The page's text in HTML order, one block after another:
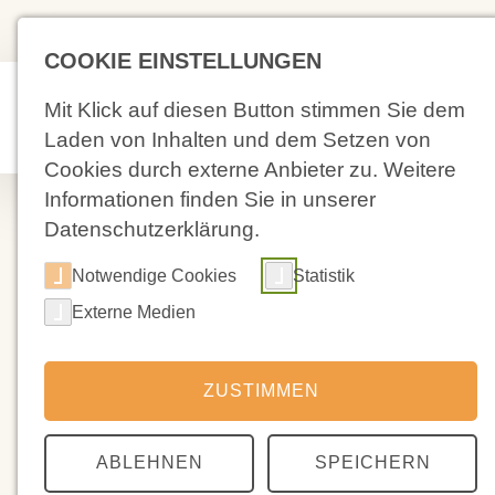
Aktuelles
Das
Berichtsabend
COOKIE EINSTELLUNGEN
Mit Klick auf diesen Button stimmen Sie dem
Laden von Inhalten und dem Setzen von
Cookies durch externe Anbieter zu. Weitere
Informationen finden Sie in unserer
Datenschutzerklärung.
Notwendige Cookies
Statistik
Externe Medien
ZUSTIMMEN
ABLEHNEN SPEICHERN